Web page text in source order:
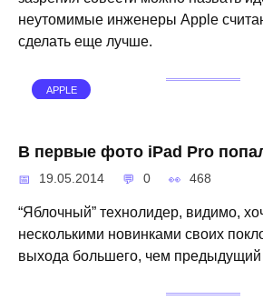
неутомимые инженеры Apple
сделать еще лучше.
APPLE
В первые фото iPad Pro
19.05.2014 0 468
“Яблочный” технолидер, видимо,
несколькими новинками своих
выхода большего, чем